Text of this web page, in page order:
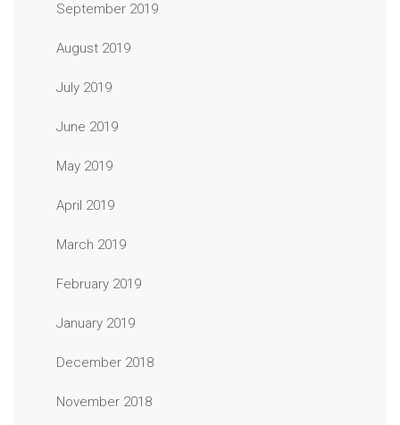
September 2019
August 2019
July 2019
June 2019
May 2019
April 2019
March 2019
February 2019
January 2019
December 2018
November 2018